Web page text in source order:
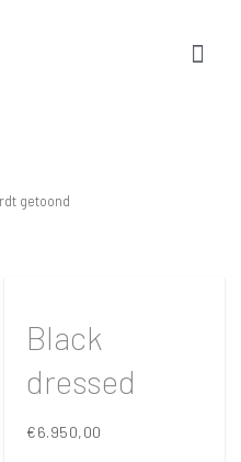
getoond
Black
dressed
€6.950,00